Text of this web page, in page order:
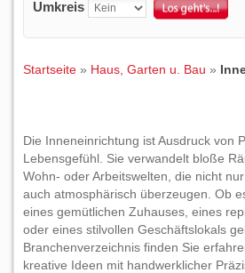
Umkreis
Startseite » Haus, Garten u. Bau »
Die Inneneinrichtung ist Ausdruck von
Lebensgefühl. Sie verwandelt bloße
Wohn- oder Arbeitswelten, die nicht
auch atmosphärisch überzeugen. Ob
eines gemütlichen Zuhauses, eines
oder eines stilvollen Geschäftslokals
Branchenverzeichnis finden Sie
kreative Ideen mit handwerklicher